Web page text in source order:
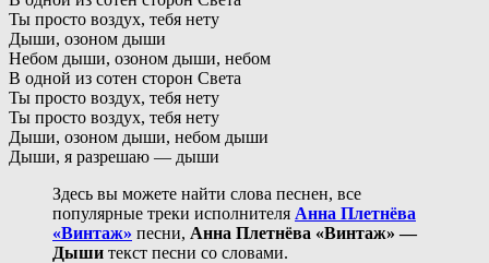
Ты просто воздух, тебя нету
Дыши, озоном дыши
Небом дыши, озоном дыши, небом
В одной из сотен сторон Света
Ты просто воздух, тебя нету
Ты просто воздух, тебя нету
Дыши, озоном дыши, небом дыши
Дыши, я разрешаю — дыши
Здесь вы можете найти слова песнен, все
популярные треки исполнителя Анна Плетнёва
«Винтаж» песни, Анна Плетнёва «Винтаж» —
Дыши текст песни со словами.